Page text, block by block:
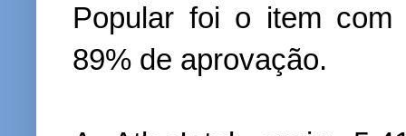
Popular foi o item com
89% de aprovação.